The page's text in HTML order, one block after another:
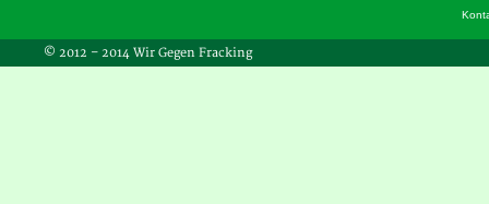
© 2012 – 2014 Wir Gegen Fracking